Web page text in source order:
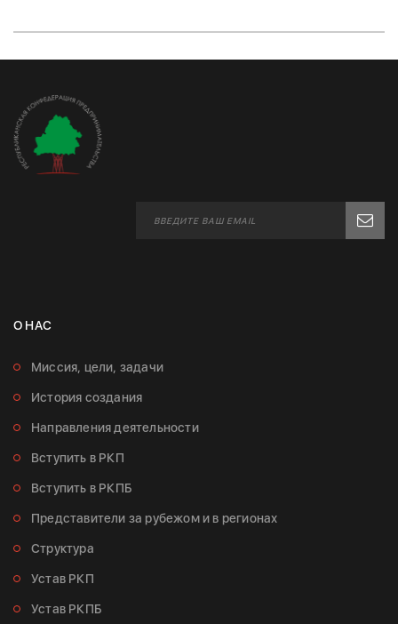
О НАС
Миссия, цели, задачи
История создания
Направления деятельности
Вступить в РКП
Вступить в РКПБ
Представители за рубежом и в регионах
Структура
Устав РКП
Устав РКПБ